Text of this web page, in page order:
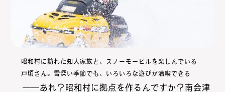
昭和村に訪れた知人家族と、スノーモービルを楽しんでいる
戸頃さん。雪深い季節でも、いろいろな遊びが満喫できる
――あれ？昭和村に拠点を作るんですか？南会津